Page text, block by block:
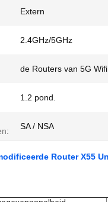
Extern
2.4GHz/5GHz
de Routers van 5G Wifi
1.2 pond.
SA / NSA
Router X55